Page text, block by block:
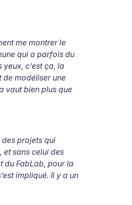
me montrer le
qui a parfois du
c’est ça, la
de modéliser une
vaut bien plus que
projets qui
et sans celui des
du FabLab, pour la
impliqué. Il y a un